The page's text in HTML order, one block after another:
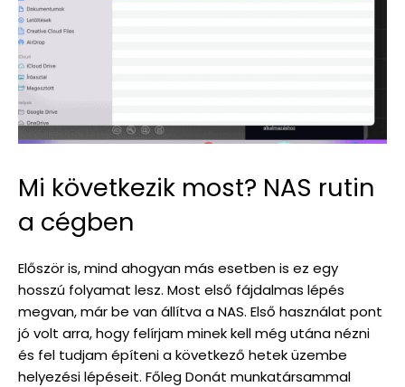
Mi következik most? NAS rutin
a cégben
Először is, mind ahogyan más esetben is ez egy
hosszú folyamat lesz. Most első fájdalmas lépés
megvan, már be van állítva a NAS. Első használat pont
jó volt arra, hogy felírjam minek kell még utána nézni
és fel tudjam építeni a következő hetek üzembe
helyezési lépéseit. Főleg Donát munkatársammal